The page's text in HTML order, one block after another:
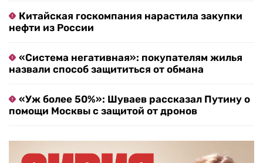
Китайская госкомпания нарастила закупки
нефти из России
«Система негативная»: покупателям жилья
назвали способ защититься от обмана
«Уж более 50%»: Шуваев рассказал Путину о
помощи Москвы с защитой от дронов